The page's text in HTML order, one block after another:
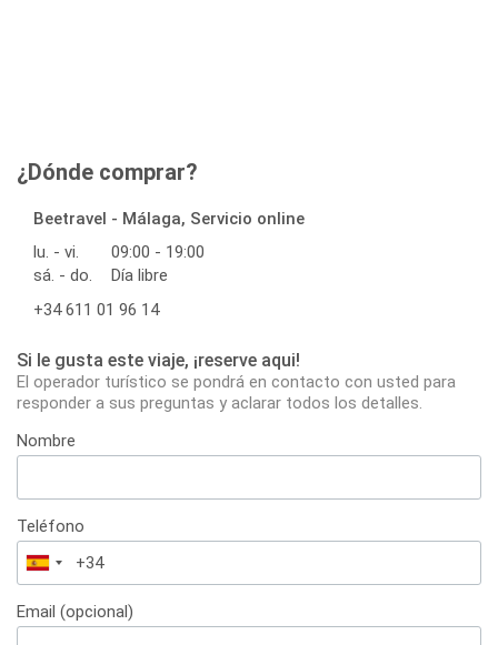
¿Dónde comprar?
Beetravel - Málaga, Servicio online
lu. - vi.
09:00 - 19:00
sá. - do.
Día libre
+34 611 01 96 14
Si le gusta este viaje, ¡reserve aqui!
El operador turístico se pondrá en contacto con usted para
responder a sus preguntas y aclarar todos los detalles.
Nombre
Teléfono
España
+34
Email (opcional)